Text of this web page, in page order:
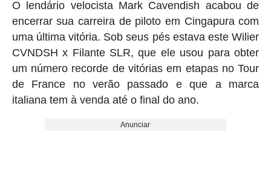
O lendário velocista Mark Cavendish acabou de
encerrar sua carreira de piloto em Cingapura com
uma última vitória. Sob seus pés estava este Wilier
CVNDSH x Filante SLR, que ele usou para obter
um número recorde de vitórias em etapas no Tour
de France no verão passado e que a marca
italiana tem à venda até o final do ano.
Anunciar